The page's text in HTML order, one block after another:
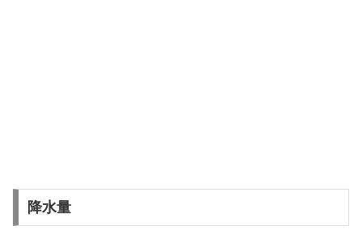
降水量